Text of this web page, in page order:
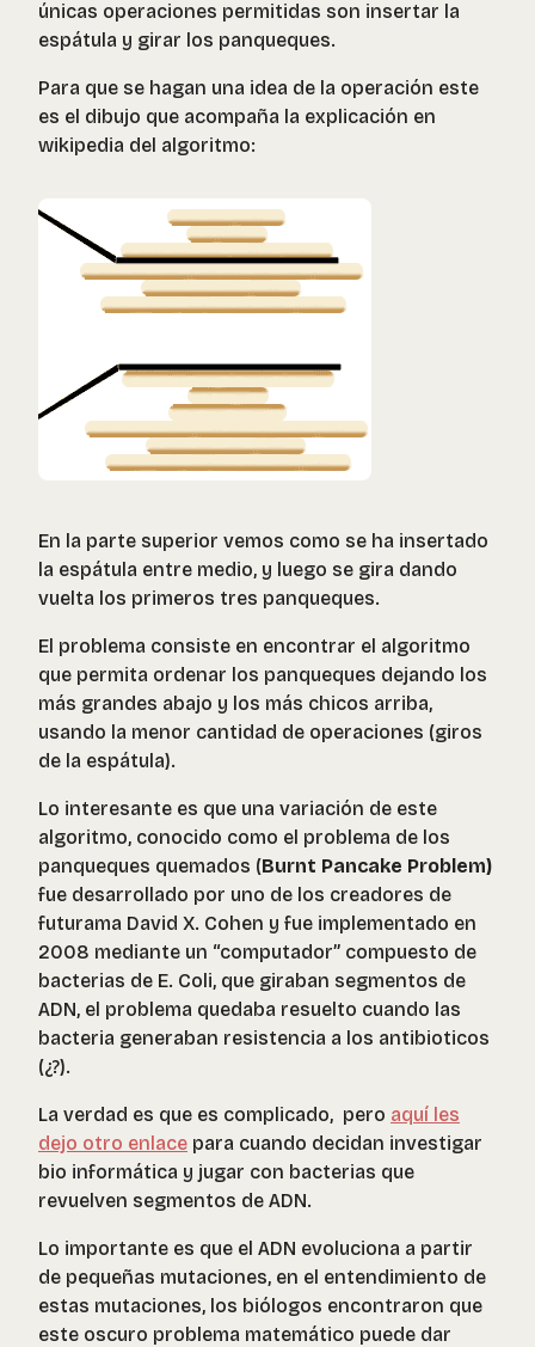
únicas operaciones permitidas son insertar la
espátula y girar los panqueques.
Para que se hagan una idea de la operación este
es el dibujo que acompaña la explicación en
wikipedia del algoritmo:
En la parte superior vemos como se ha insertado
la espátula entre medio, y luego se gira dando
vuelta los primeros tres panqueques.
El problema consiste en encontrar el algoritmo
que permita ordenar los panqueques dejando los
más grandes abajo y los más chicos arriba,
usando la menor cantidad de operaciones (giros
de la espátula).
Lo interesante es que una variación de este
algoritmo, conocido como el problema de los
panqueques quemados (Burnt Pancake Problem)
fue desarrollado por uno de los creadores de
futurama David X. Cohen y fue implementado en
2008 mediante un “computador” compuesto de
bacterias de E. Coli, que giraban segmentos de
ADN, el problema quedaba resuelto cuando las
bacteria generaban resistencia a los antibioticos
(¿?).
La verdad es que es complicado, pero aquí les
dejo otro enlace para cuando decidan investigar
bio informática y jugar con bacterias que
revuelven segmentos de ADN.
Lo importante es que el ADN evoluciona a partir
de pequeñas mutaciones, en el entendimiento de
estas mutaciones, los biólogos encontraron que
este oscuro problema matemático puede dar